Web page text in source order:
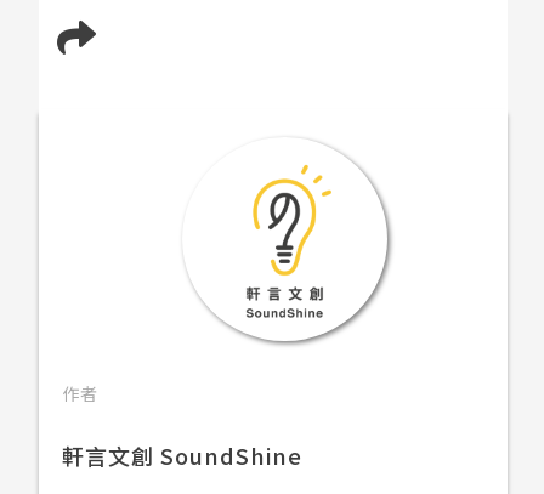
作者
軒言文創 SoundShine